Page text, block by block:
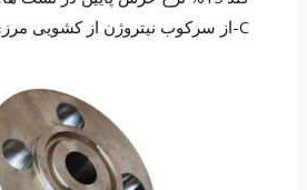
C-از سرکوب نیتروژن از کشویی مرزی دانه.